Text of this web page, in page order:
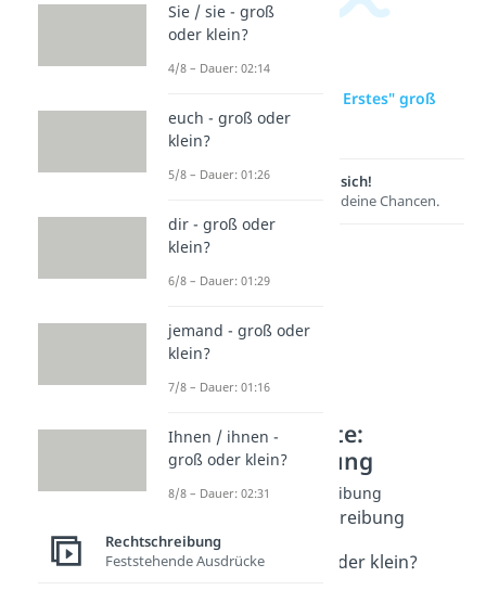
zur Videoseite: "als Erstes" groß
oder klein?
Lernen lohnt sich!
Entdecke hier deine Chancen.
Weitere Inhalte:
Rechtschreibung
Groß- und Kleinschreibung
Groß- und Kleinschreibung
Dauer: 05:24
"als Erstes" groß oder klein?
Sie / sie - groß
oder klein?
4/8 – Dauer: 02:14
euch - groß oder
klein?
5/8 – Dauer: 01:26
dir - groß oder
klein?
6/8 – Dauer: 01:29
jemand - groß oder
klein?
7/8 – Dauer: 01:16
Ihnen / ihnen -
groß oder klein?
8/8 – Dauer: 02:31
Rechtschreibung
Feststehende Ausdrücke